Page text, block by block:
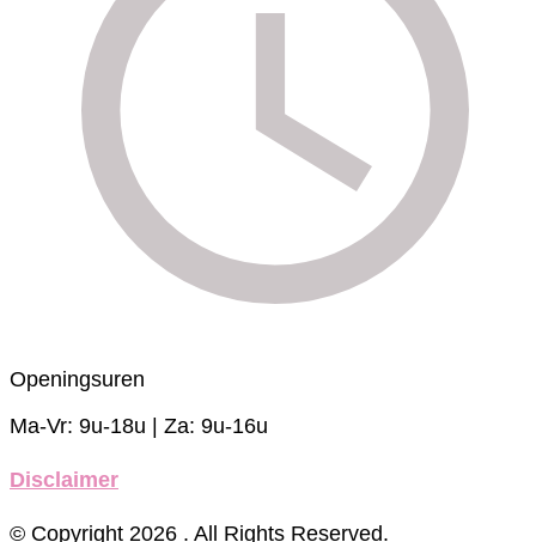
Openingsuren
Ma-Vr: 9u-18u | Za: 9u-16u
Disclaimer
© Copyright 2026 . All Rights Reserved.